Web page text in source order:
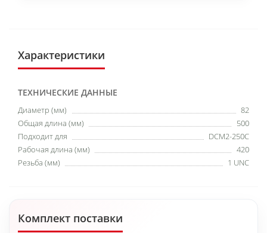
Характеристики
ТЕХНИЧЕСКИЕ ДАННЫЕ
Диаметр (мм)
82
Общая длина (мм)
500
Подходит для
DCM2-250C
Рабочая длина (мм)
420
Резьба (мм)
1 UNC
Комплект поставки